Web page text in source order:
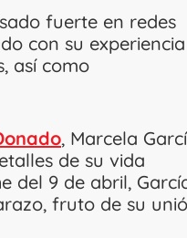
fuerte en redes
con su experiencia
así como
, Marcela
de su vida
del 9 de abril,
fruto de su